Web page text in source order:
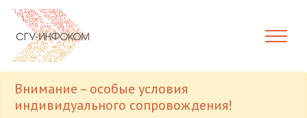
Внимание – особые условия
индивидуального сопровождения!